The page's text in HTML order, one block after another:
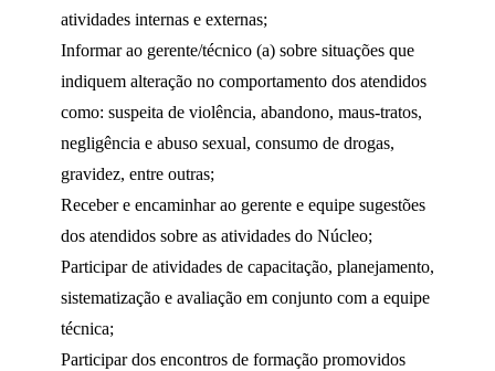
atividades internas e externas;
Informar ao gerente/técnico (a) sobre situações que
indiquem alteração no comportamento dos atendidos
como: suspeita de violência, abandono, maus-tratos,
negligência e abuso sexual, consumo de drogas,
gravidez, entre outras;
Receber e encaminhar ao gerente e equipe sugestões
dos atendidos sobre as atividades do Núcleo;
Participar de atividades de capacitação, planejamento,
sistematização e avaliação em conjunto com a equipe
técnica;
Participar dos encontros de formação promovidos